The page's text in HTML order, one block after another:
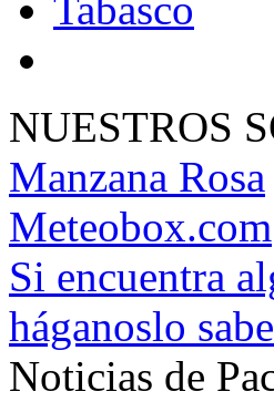
NUESTROS
Manzana Rosa
Meteobox.com
Si encuentra
háganoslo
Noticias de